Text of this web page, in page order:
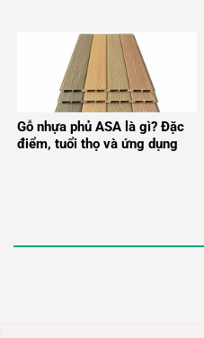
Gỗ nhựa phủ ASA là gì? Đặc
điểm, tuổi thọ và ứng dụng